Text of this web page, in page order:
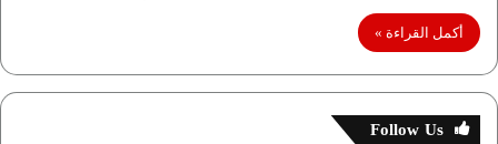
أكمل القراءة »
Follow Us